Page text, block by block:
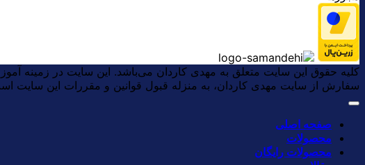
کلیه حقوق این سایت متعلق به مهدی کاردان می‌باشد. این سایت در زمینه
سفارش از سایت مهدی کاردان، به منزله قبول قوانین و مقررات این سایت
صفحه اصلی
محصولات
محصولات رایگان